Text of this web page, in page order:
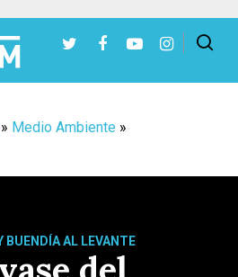
Medio Ambiente »
BUENDÍA AL LEVANTE